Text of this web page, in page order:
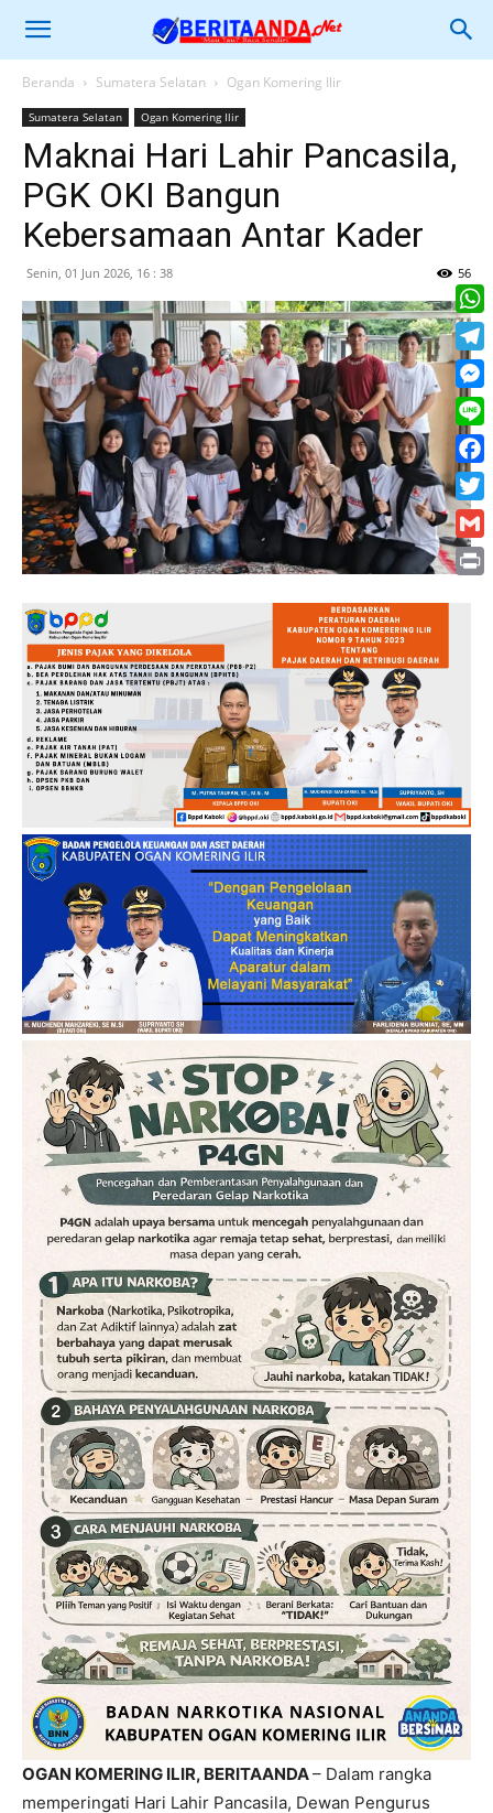
Beranda Sumatera Selatan Ogan Komering Ilir
Sumatera Selatan Ogan Komering Ilir
Maknai Hari Lahir Pancasila,
PGK OKI Bangun
Kebersamaan Antar Kader
Senin, 01 Jun 2026, 16 : 38 56
OGAN KOMERING ILIR, BERITAANDA– Dalam rangka
memperingati Hari Lahir Pancasila, Dewan Pengurus
Line